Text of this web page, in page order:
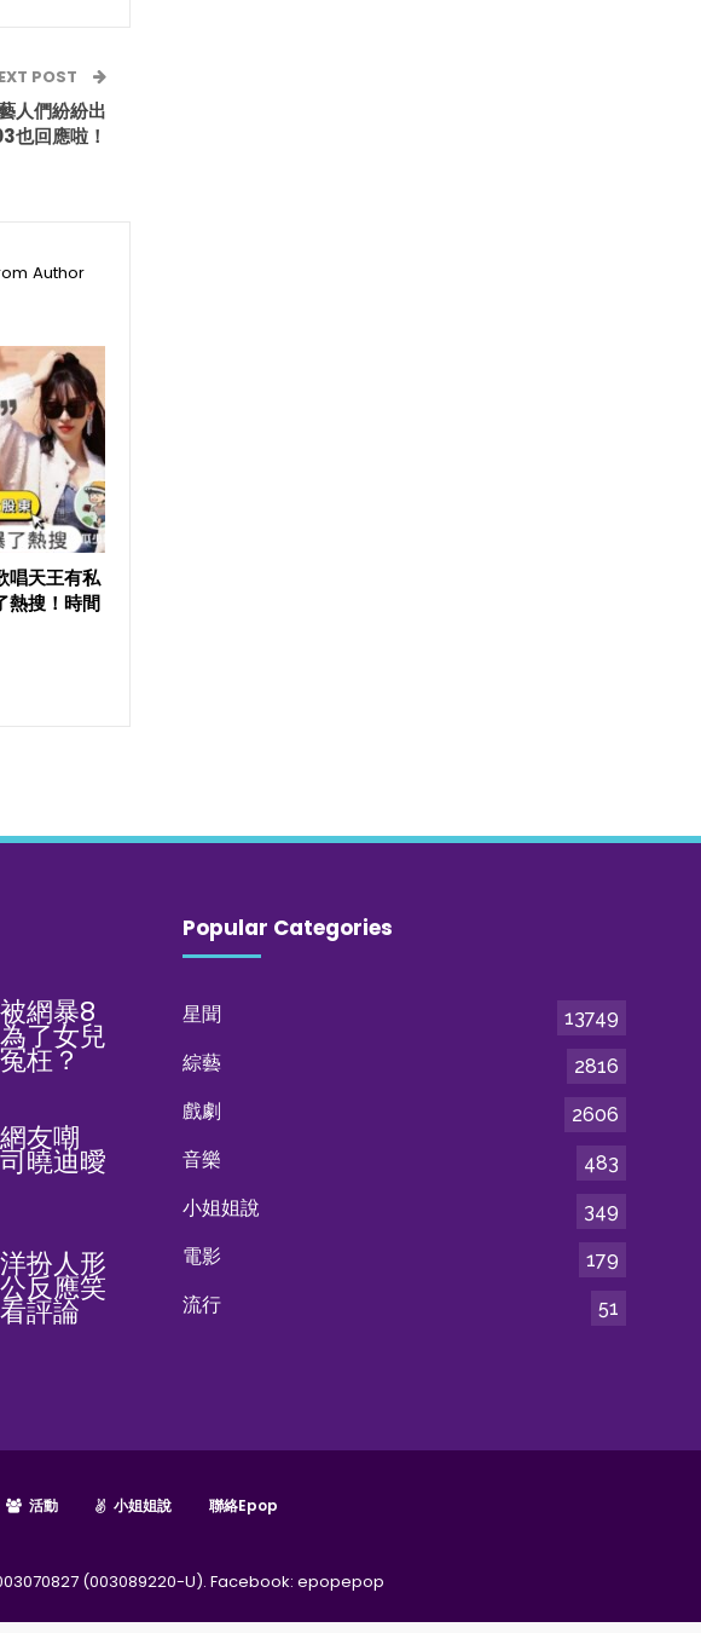
POST
人們紛紛出
也回應啦！
Author
唱天王有私
熱搜！時間
網暴8
了女兒
枉？
友嘲
曉迪曖
扮人形
反應笑
評論
Popular Categories
星聞
13749
綜藝
2816
戲劇
2606
音樂
483
小姐姐說
349
電影
179
流行
51
活動 小姐姐說 聯絡epop
(003089220-U). Facebook: epopepop